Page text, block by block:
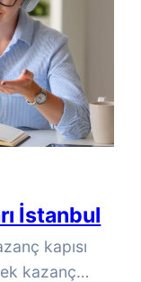
önce
İstanbul
kapısı
kazanç